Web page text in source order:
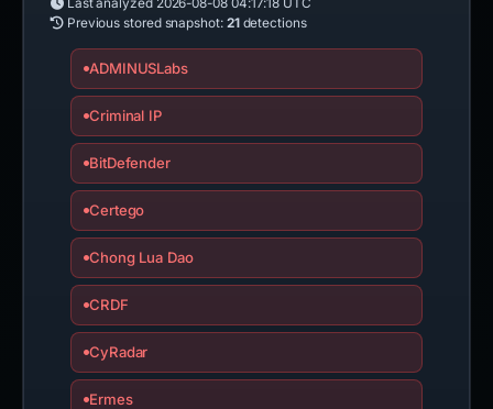
Last analyzed 2026-08-08 04:17:18 UTC
Previous stored snapshot: 21detections
ADMINUSLabs
Criminal IP
BitDefender
Certego
Chong Lua Dao
CRDF
CyRadar
Ermes